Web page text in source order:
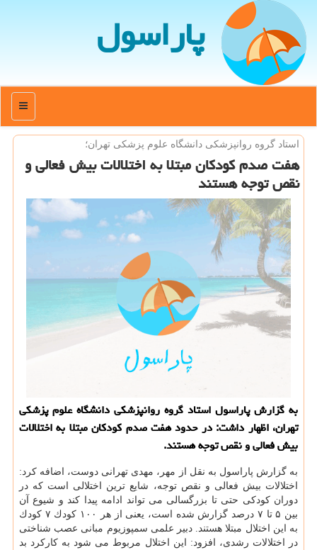
پاراسول
منو
استاد گروه روانپزشكی دانشگاه علوم پزشكی تهران؛
هفت صدم كودكان مبتلا به اختلالات بیش فعالی و
نقص توجه هستند
به گزارش پاراسول استاد گروه روانپزشكی دانشگاه علوم پزشكی
تهران، اظهار داشت: در حدود هفت صدم كودكان مبتلا به اختلالات
بیش فعالی و نقص توجه هستند.
به گزارش پاراسول به نقل از مهر، مهدی تهرانی دوست، اضافه كرد:
اختلالات بیش فعالی و نقص توجه، شایع ترین اختلالی است كه در
دوران كودكی حتی تا بزرگسالی می تواند ادامه پیدا كند و شیوع آن
بین ۵ تا ۷ درصد گزارش شده است، یعنی از هر ۱۰۰ كودك ۷ كودك
به این اختلال مبتلا هستند. دبیر علمی سمپوزیوم مبانی عصب شناختی
در اختلالات رشدی، افزود: این اختلال مربوط می شود به كاركرد بد